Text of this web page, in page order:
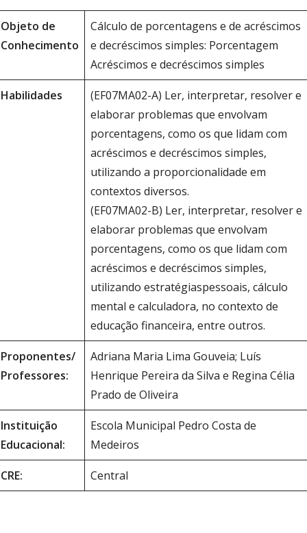
Objeto de
Conhecimento
Cálculo de porcentagens e de acréscimos
e decréscimos simples: Porcentagem
Acréscimos e decréscimos simples
Habilidades
(EF07MA02-A) Ler, interpretar, resolver e
elaborar problemas que envolvam
porcentagens, como os que lidam com
acréscimos e decréscimos simples,
utilizando a proporcionalidade em
contextos diversos.
(EF07MA02-B) Ler, interpretar, resolver e
elaborar problemas que envolvam
porcentagens, como os que lidam com
acréscimos e decréscimos simples,
utilizando estratégiaspessoais, cálculo
mental e calculadora, no contexto de
educação financeira, entre outros.
Proponentes/
Professores:
Adriana Maria Lima Gouveia; Luís
Henrique Pereira da Silva e Regina Célia
Prado de Oliveira
Instituição
Educacional:
Escola Municipal Pedro Costa de
Medeiros
CRE: Central